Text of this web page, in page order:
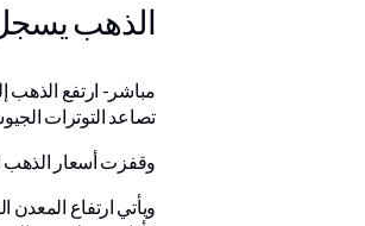
الذهب يسجل
تصاعد التوترات
وقفزت أسعار الذهب الفورية وعقود
ويأتي ارتفاع